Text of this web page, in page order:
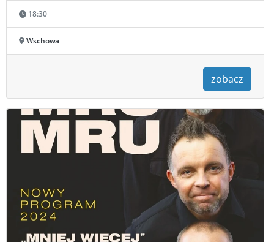
18:30
Wschowa
zobacz